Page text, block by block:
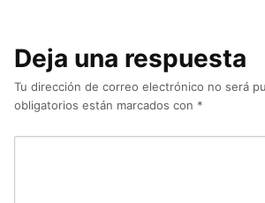
Deja una respuesta
Tu dirección de correo electrónico no será
obligatorios están marcados con *